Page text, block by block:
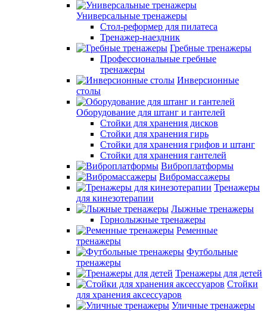
Универсальные тренажеры
Стол-реформер для пилатеса
Тренажер-наездник
Гребные тренажеры
Профессиональные гребные
тренажеры
Инверсионные
столы
Оборудование для штанг и гантелей
Стойки для хранения дисков
Стойки для хранения гирь
Стойки для хранения грифов и штанг
Стойки для хранения гантелей
Виброплатформы
Вибромассажеры
Тренажеры
для кинезотерапии
Лыжные тренажеры
Горнолыжные тренажеры
Ременные
тренажеры
Футбольные
тренажеры
Тренажеры для детей
Стойки
для хранения аксессуаров
Уличные тренажеры